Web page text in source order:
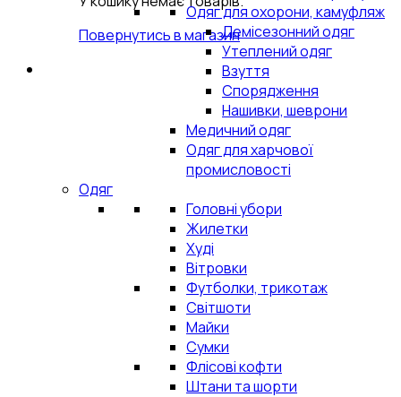
Повернутись в магазин
Одяг для охорони, камуфляж
Демісезонний одяг
Утеплений одяг
Взуття
Спорядження
Нашивки, шеврони
Медичний одяг
Одяг для харчової
промисловості
Одяг
Головні убори
Жилетки
Худі
Вітровки
Футболки, трикотаж
Світшоти
Майки
Сумки
Флісові кофти
Штани та шорти